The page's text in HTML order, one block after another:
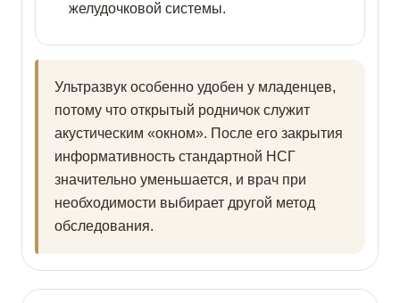
желудочковой системы.
Ультразвук особенно удобен у младенцев,
потому что открытый родничок служит
акустическим «окном». После его закрытия
информативность стандартной НСГ
значительно уменьшается, и врач при
необходимости выбирает другой метод
обследования.